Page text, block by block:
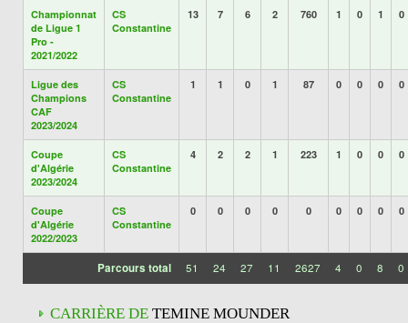
Championnat
de Ligue 1
Pro -
2021/2022
CS
Constantine
13 7 6 2 760 1 0 1 0
Ligue des
Champions
CAF
2023/2024
CS
Constantine
1 1 0 1 87 0 0 0 0
Coupe
d'Algérie
2023/2024
CS
Constantine
4 2 2 1 223 1 0 0 0
Coupe
d'Algérie
2022/2023
CS
Constantine
0 0 0 0 0 0 0 0 0
Parcours total 51 24 27 11 2627 4 0 8 0
CARRIÈRE DE TEMINE MOUNDER